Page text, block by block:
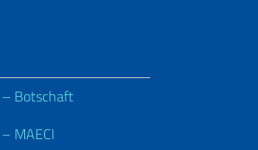
Botschaft
MAECI